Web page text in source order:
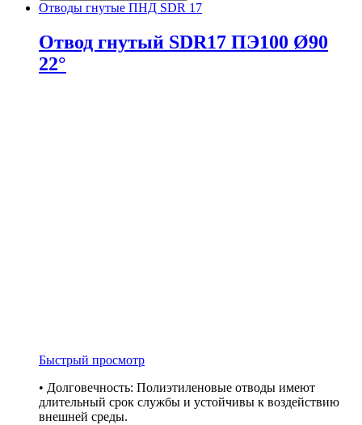
Отводы гнутые ПНД SDR 17
Отвод гнутый SDR17 ПЭ100 Ø90
22°
Быстрый просмотр
• Долговечность: Полиэтиленовые отводы имеют
длительный срок службы и устойчивы к воздействию
внешней среды.